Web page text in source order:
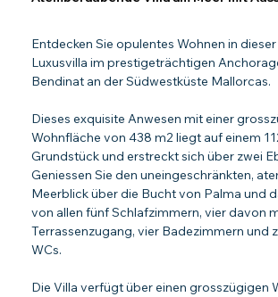
Entdecken Sie opulentes Wohnen in
Luxusvilla im prestigeträchtigen
Bendinat an der Südwestküste Mallorcas.
Dieses exquisite Anwesen mit einer
Wohnfläche von 438 m2 liegt auf einem
Grundstück und erstreckt sich über zwei
Geniessen Sie den uneingeschränkten,
Meerblick über die Bucht von Palma und
von allen fünf Schlafzimmern, vier davon
Terrassenzugang, vier Badezimmern und
WCs.
Die Villa verfügt über einen grosszügigen